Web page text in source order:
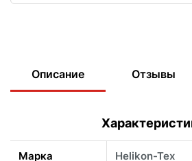
Описание Отзывы
Марка Helikon-Tex